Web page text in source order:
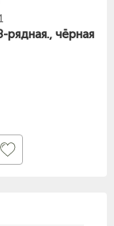
чёрная